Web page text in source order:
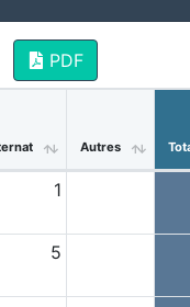
PDF
Autres
1
5